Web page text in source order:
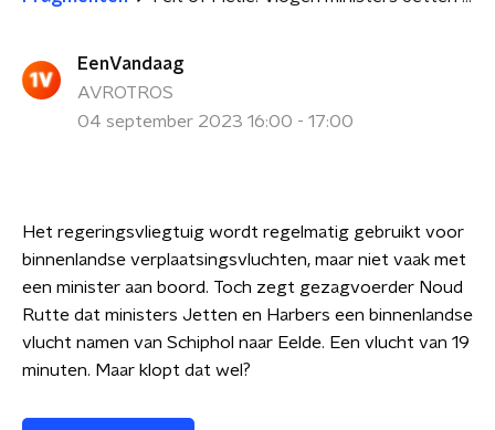
EenVandaag
AVROTROS
04 september 2023 16:00 - 17:00
Het regeringsvliegtuig wordt regelmatig gebruikt voor
binnenlandse verplaatsingsvluchten, maar niet vaak met
een minister aan boord. Toch zegt gezagvoerder Noud
Rutte dat ministers Jetten en Harbers een binnenlandse
vlucht namen van Schiphol naar Eelde. Een vlucht van 19
minuten. Maar klopt dat wel?